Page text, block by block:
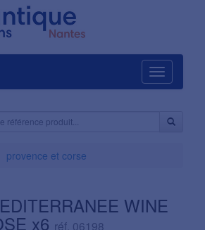
Navigation
provence et corse
WINE
x6 réf. 06198